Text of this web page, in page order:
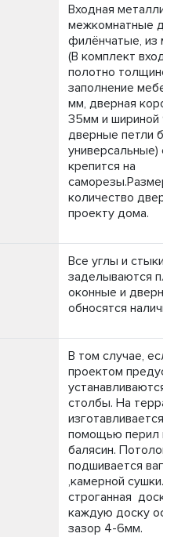
Входная
межкомнатные
филёнчатые, из
(В комплект
полотно толщиной
заполнение
мм, дверная
35мм и шириной 96
дверные петли
универсальные) с
крепится на
саморезы.Размеры
количество дверей,
проекту дома.
Все углы и стыки в
заделываются
оконные и дверные
обносятся
В том случае, если
проектом
устанавливаются
столбы. На террасе
изготавливается
помощью перил и
балясин. Потолок
подшивается
,камерной сушки.
строганная доска,
каждую доску
зазор 4-6мм.